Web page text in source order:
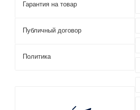
Гарантия на товар
Публичный договор
Политика